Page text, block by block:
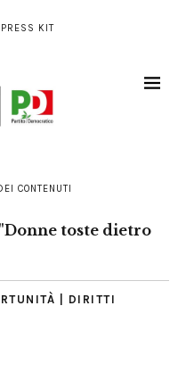
PRESS KIT
CONTENUTI
"Donne toste dietro
| DIRITTI